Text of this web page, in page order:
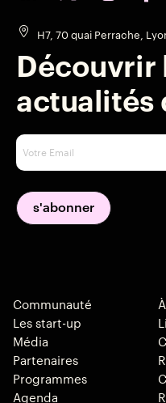
H7, 70 quai Perrache,
Découvrir
actualités
Communauté
Les start-up
Média
Partenaires
Programmes
Agenda